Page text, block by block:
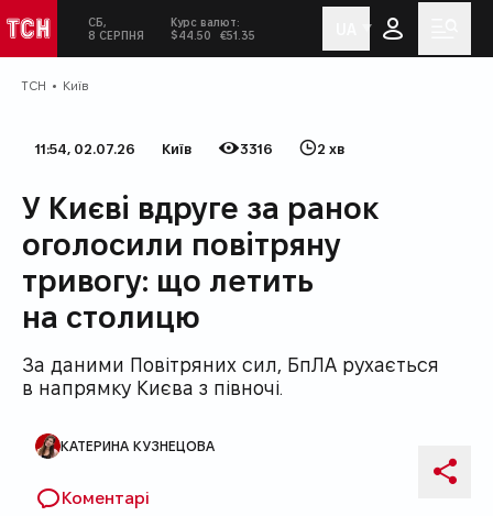
ТСНу соціальних мережах
Сьогодні:
СБ,
8 СЕРПНЯ
Курс валют:
$44.50
€51.35
ТСН Київ
Дата публікації
11:54, 02.07.26
Категорія
Київ
Кількість переглядів
3316
Час на прочитання
2 хв
У Києві вдруге за ранок
оголосили повітряну
тривогу: що летить
на столицю
За даними Повітряних сил, БпЛА рухається
в напрямку Києва з півночі.
Автор публікації
КАТЕРИНА КУЗНЕЦОВА
Коментарі